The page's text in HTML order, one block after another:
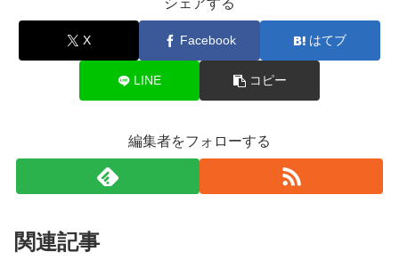
シェアする
X Facebook はてブ
LINE コピー
編集者をフォローする
関連記事